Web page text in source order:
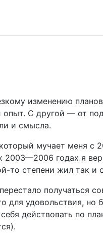
изменению
С другой — от
и смысла.
мучает меня с
2003—2006 годах я
то степени жил так и
получаться
для удовольствия,
действовать по